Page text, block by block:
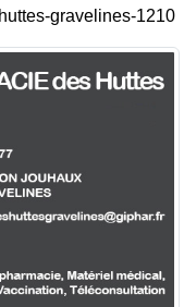
gravelines-1210